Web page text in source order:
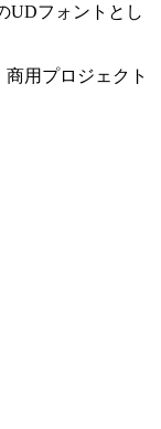
UDフォントとし
商用プロジェクト